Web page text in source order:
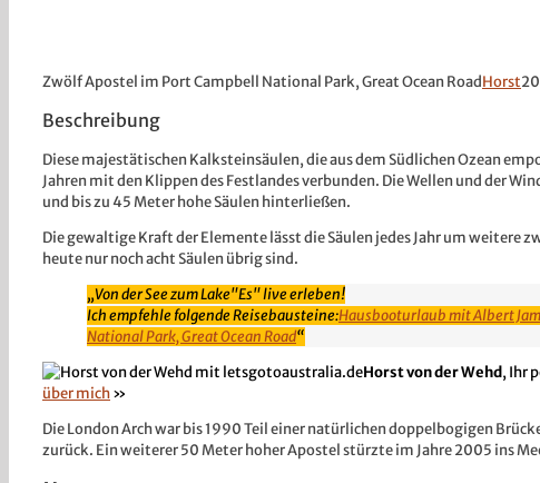
Zwölf Apostel im Port Campbell National Park, Great Ocean RoadHorst
Beschreibung
Diese majestätischen Kalksteinsäulen, die aus dem Südlichen Ozean
Jahren mit den Klippen des Festlandes verbunden. Die Wellen und der
und bis zu 45 Meter hohe Säulen hinterließen.
Die gewaltige Kraft der Elemente lässt die Säulen jedes Jahr um weitere
heute nur noch acht Säulen übrig sind.
Von der See zum Lake"Es" live erleben!
Ich empfehle folgende Reisebausteine:Hausbooturlaub mit Albert
National Park, Great Ocean Road
Horst von der Wehd, Ihr
über mich»
Die London Arch war bis 1990 Teil einer natürlichen doppelbogigen
zurück. Ein weiterer 50 Meter hoher Apostel stürzte im Jahre 2005 ins